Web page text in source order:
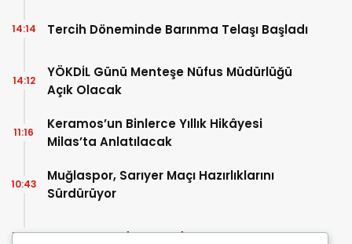
Tercih Döneminde Barınma Telaşı Başladı
14:14
YÖKDİL Günü Menteşe Nüfus Müdürlüğü
Açık Olacak
14:12
Keramos’un Binlerce Yıllık Hikâyesi
Milas’ta Anlatılacak
11:16
Muğlaspor, Sarıyer Maçı Hazırlıklarını
Sürdürüyor
10:43
Enes Koç Bodrum FK’da
10:41